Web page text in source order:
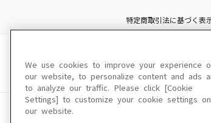
特定商取引法に基づく表
このサイトに掲載されて
We use cookies to improve your experience
our website, to personalize content and ads
to analyze our traffic. Please click [Cookie
Settings] to customize your cookie settings on
our website.